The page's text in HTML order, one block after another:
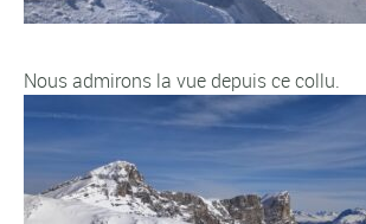
Nous admirons la vue depuis ce collu.